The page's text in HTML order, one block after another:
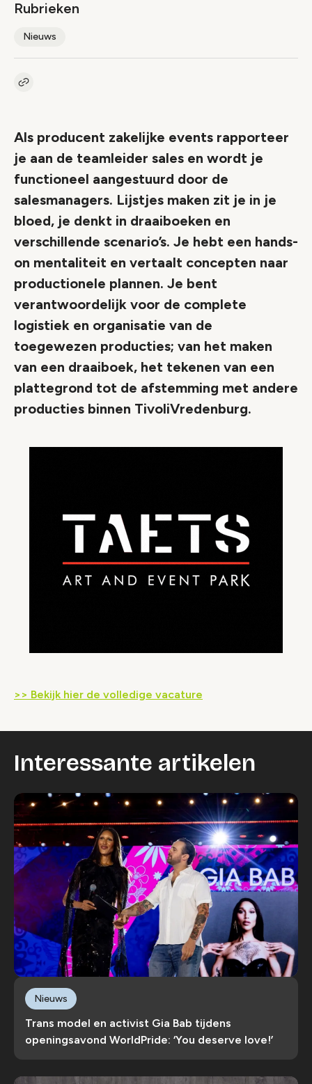
Rubrieken
Nieuws
Kopieer link naar artikel
Als producent zakelijke events rapporteer
je aan de teamleider sales en wordt je
functioneel aangestuurd door de
salesmanagers. Lijstjes maken zit je in je
bloed, je denkt in draaiboeken en
verschillende scenario’s. Je hebt een hands-
on mentaliteit en vertaalt concepten naar
productionele plannen. Je bent
verantwoordelijk voor de complete
logistiek en organisatie van de
toegewezen producties; van het maken
van een draaiboek, het tekenen van een
plattegrond tot de afstemming met andere
producties binnen TivoliVredenburg.
>> Bekijk hier de volledige vacature
Interessante artikelen
Trans model en activist Gia Bab tijdens
openingsavond WorldPride: ‘You deserve love!’
Nieuws